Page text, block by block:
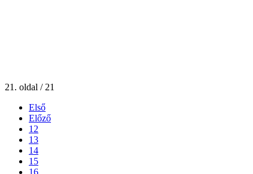
21. oldal / 21
Első
Előző
12
13
14
15